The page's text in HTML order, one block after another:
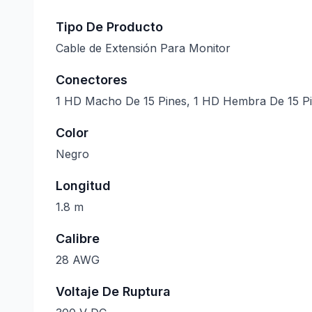
Tipo De Producto
Cable de Extensión Para Monitor
Conectores
1 HD Macho De 15 Pines, 1 HD Hembra De 15
Color
Negro
Longitud
1.8 m
Calibre
28 AWG
Voltaje De Ruptura